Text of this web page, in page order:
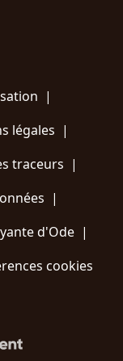
|
légales |
traceurs |
|
d'Ode |
cookies